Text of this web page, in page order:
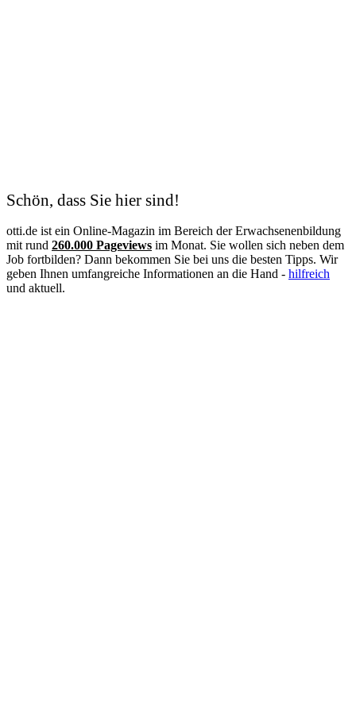
Schön, dass Sie hier sind!
otti.de ist ein Online-Magazin im Bereich der Erwachsenenbildung
mit rund 260.000 Pageviews im Monat. Sie wollen sich neben dem
Job fortbilden? Dann bekommen Sie bei uns die besten Tipps. Wir
geben Ihnen umfangreiche Informationen an die Hand - hilfreich
und aktuell.